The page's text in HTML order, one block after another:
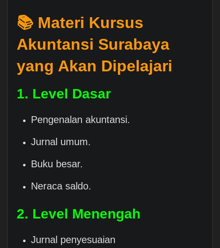
📚 Materi Kursus
Akuntansi Surabaya
yang Akan Dipelajari
1. Level Dasar
Pengenalan akuntansi.
Jurnal umum.
Buku besar.
Neraca saldo.
2. Level Menengah
Jurnal penyesuaian